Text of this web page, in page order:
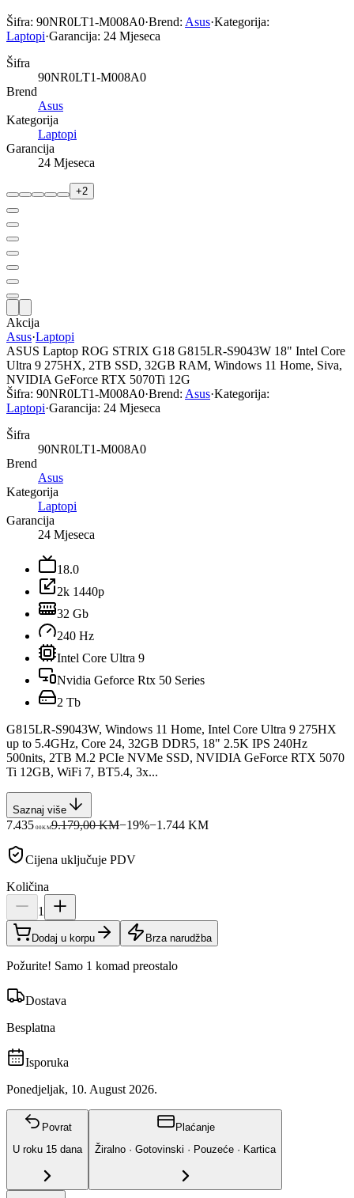
Šifra: 90NR0LT1-M008A0·Brend: Asus·Kategorija:
Laptopi·Garancija: 24 Mjeseca
Šifra
90NR0LT1-M008A0
Brend
Asus
Kategorija
Laptopi
Garancija
24 Mjeseca
+2
Akcija
Asus·Laptopi
ASUS Laptop ROG STRIX G18 G815LR-S9043W 18" Intel Core
Ultra 9 275HX, 2TB SSD, 32GB RAM, Windows 11 Home, Siva,
NVIDIA GeForce RTX 5070Ti 12G
Šifra: 90NR0LT1-M008A0·Brend: Asus·Kategorija:
Laptopi·Garancija: 24 Mjeseca
Šifra
90NR0LT1-M008A0
Brend
Asus
Kategorija
Laptopi
Garancija
24 Mjeseca
18.0
2k 1440p
32 Gb
240 Hz
Intel Core Ultra 9
Nvidia Geforce Rtx 50 Series
2 Tb
G815LR-S9043W, Windows 11 Home, Intel Core Ultra 9 275HX
up to 5.4GHz, Core 24, 32GB DDR5, 18" 2.5K IPS 240Hz
500nits, 2TB M.2 PCIe NVMe SSD, NVIDIA GeForce RTX 5070
Ti 12GB, WiFi 7, BT5.4, 3x...
Saznaj više
7.435 00KM9.179,00 KM−19%−1.744KM
Cijena uključuje PDV
Količina
1
Dodaj u korpu Brza narudžba
Požurite! Samo 1 komad preostalo
Dostava
Besplatna
Isporuka
Ponedjeljak, 10. August 2026.
Povrat
U roku 15 dana
Plaćanje
Žiralno · Gotovinski · Pouzeće · Kartica